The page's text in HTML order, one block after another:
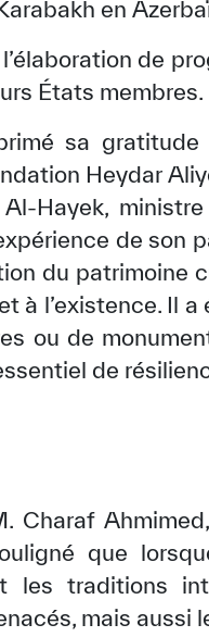
en
de
États membres.
sa
Heydar
Hayek,
de son
du patrimoine
à l’existence. Il
ou de
de
Charaf
que
les traditions
mais aussi